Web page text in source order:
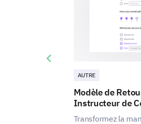
AUTRE
Modèle de
Instructeur de
Transformez la
Previous slide